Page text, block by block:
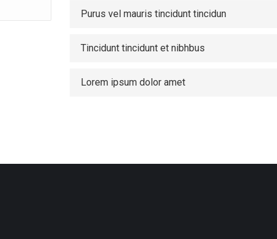
Purus vel mauris tincidunt tincidun
Tincidunt tincidunt et nibhbus
Lorem ipsum dolor amet